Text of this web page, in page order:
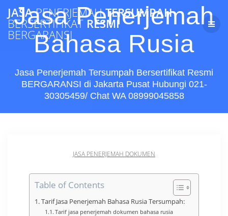
to
content
JASAPENERJEMAHTERSUMPAH
BERSERTIFIKAT RESMI
BERGARANSI
Jasa Penerjemah
Bahasa Rusia
Jasa Penerjemah Tersumpah Bersertifikat Resmi
BERGARANSI di Jakarta Pusat Hubungi 021-
30305459/ Chat WA 08999045858
JASA PENERJEMAH DOKUMEN
Table of Contents
Tarif Jasa Penerjemah Bahasa Rusia Tersumpah:
Tarif jasa penerjemah dokumen bahasa rusia